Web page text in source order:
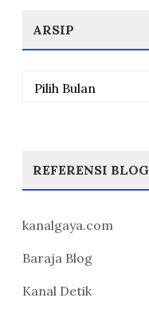
ARSIP
Arsip
REFERENSI BLOG
kanalgaya.com
Baraja Blog
Kanal Detik